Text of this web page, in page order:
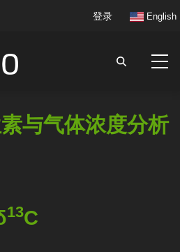
User
登录 English
与气体浓度分析
13C